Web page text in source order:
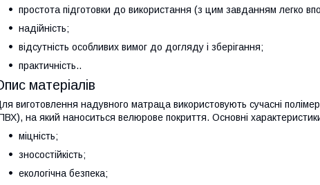
простота підготовки до використання (з цим завданням легко
надійність;
відсутність особливих вимог до догляду і зберігання;
практичність..
матеріалів
виготовлення надувного матраца використовують сучасні
на який наноситься велюрове покриття. Основні
міцність;
зносостійкість;
екологічна безпека;